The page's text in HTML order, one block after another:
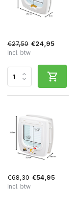
€68,30 €54,95
Incl. btw
€27,50 €24,95
Incl. btw